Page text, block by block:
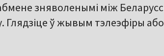
зняволенымі між
Глядзіце ў жывым тэлеэфіры